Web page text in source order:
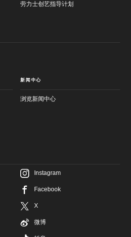
跳
至
主
至
劳力士创艺指导计划
新闻中心
浏览新闻中心
Instagram
Facebook
X
微博